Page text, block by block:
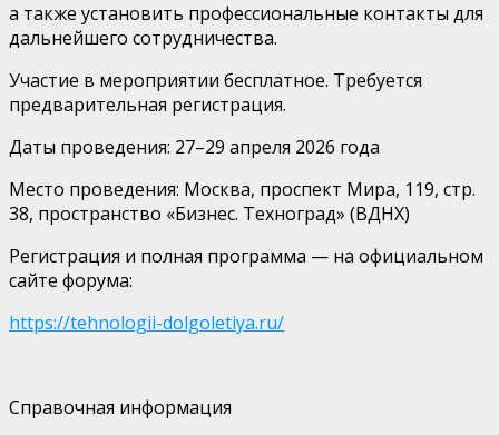
а также установить профессиональные контакты для
дальнейшего сотрудничества.
Участие в мероприятии бесплатное. Требуется
предварительная регистрация.
Даты проведения: 27–29 апреля 2026 года
Место проведения: Москва, проспект Мира, 119, стр.
38, пространство «Бизнес. Техноград» (ВДНХ)
Регистрация и полная программа — на официальном
сайте форума:
https://tehnologii-dolgoletiya.ru/
Справочная информация